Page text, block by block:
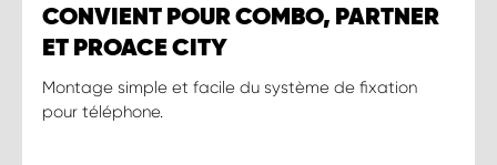
CONVIENT POUR COMBO, PARTNER
ET PROACE CITY
Montage simple et facile du système de fixation
pour téléphone.